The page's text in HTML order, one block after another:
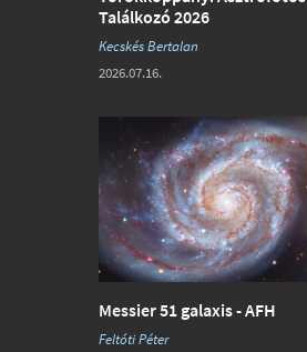
Találkozó 2026
Kecskés Bertalan
2026.07.16.
Messier 51 galaxis - AFH
Feltóti Péter